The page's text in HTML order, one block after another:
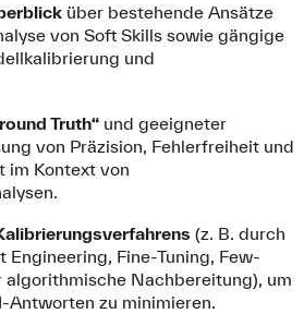
über bestehende Ansätze
von Soft Skills sowie gängige
und
Truth“und geeigneter
von Präzision, Fehlerfreiheit und
im Kontext von
(z. B. durch
Fine-Tuning, Few-
algorithmische Nachbereitung), um
Antworten zu minimieren.